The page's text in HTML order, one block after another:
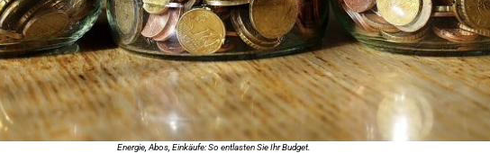
Energie, Abos, Einkäufe: So entlasten Sie Ihr Budget.